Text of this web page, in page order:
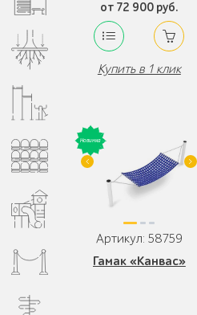
от 72 900 руб.
Купить в 1 клик
Артикул: 58759
Гамак «Канвас»